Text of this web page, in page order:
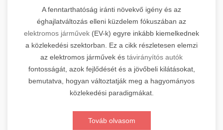
A fenntarthatóság iránti növekvő igény és az
éghajlatváltozás elleni küzdelem fókuszában az
elektromos járművek (EV-k) egyre inkább kiemelkednek
a közlekedési szektorban. Ez a cikk részletesen elemzi
az elektromos járművek és távirányítós autók
fontosságát, azok fejlődését és a jövőbeli kilátásokat,
bemutatva, hogyan változtatják meg a hagyományos
közlekedési paradigmákat.
Továb olvasom